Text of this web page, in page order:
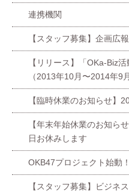
連携機関
【スタッフ募集】企画広
【リリース】「OKa-Biz
（2013年10月〜2014年9
【臨時休業のお知らせ】
【年末年始休業のお知ら
日お休みします
OKB47プロジェクト始動
【スタッフ募集】ビジネ